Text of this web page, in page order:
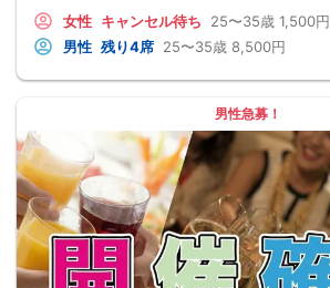
女性 キャンセル待ち 25〜35歳 1,500円
男性 残り4席 25〜35歳 8,500円
男性急募！